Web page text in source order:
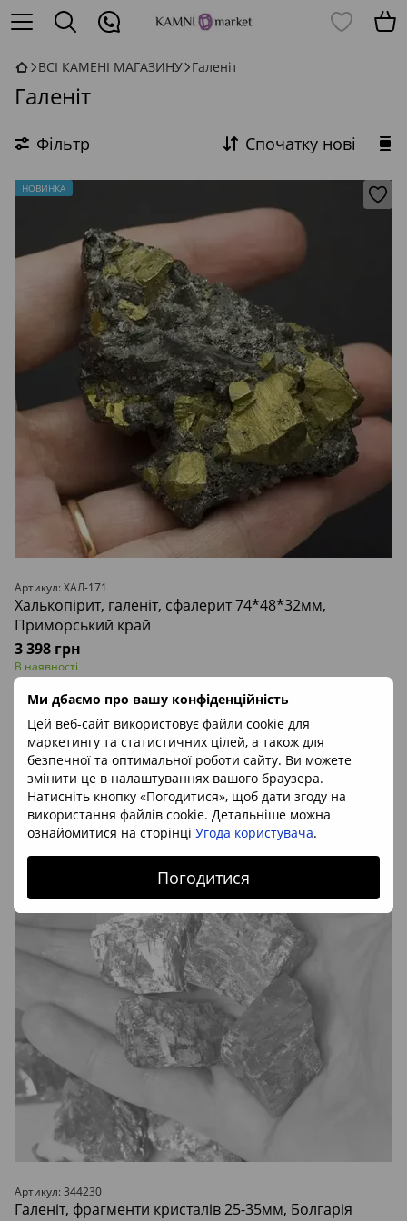
Ми дбаємо про вашу конфіденційність
Цей веб-сайт використовує файли cookie для
маркетингу та статистичних цілей, а також для
безпечної та оптимальної роботи сайту. Ви можете
змінити це в налаштуваннях вашого браузера.
Натисніть кнопку «Погодитися», щоб дати згоду на
використання файлів cookie. Детальніше можна
ознайомитися на сторінці Угода користувача.
Погодитися
ВСІ КАМЕНІ МАГАЗИНУ Галеніт
Галеніт
Фільтр Спочатку нові
НОВИНКА
Артикул: ХАЛ-171
Халькопірит, галеніт, сфалерит 74*48*32мм,
Приморський край
3 398 грн
В наявності
Вага 171г Знак Зодіаку Козоріг, Овен, Телець Походження
% ЗНИЖКИ
Артикул: 344230
Галеніт, фрагменти кристалів 25-35мм, Болгарія